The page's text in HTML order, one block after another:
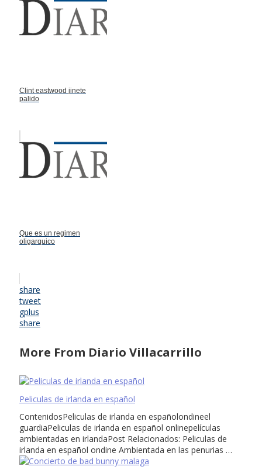
Clint eastwood jinete
palido
Que es un regimen
oligarquico
share
tweet
gplus
share
More From Diario Villacarrillo
Peliculas de irlanda en español
ContenidosPeliculas de irlanda en españolondineel
guardiaPeliculas de irlanda en español onlinepelículas
ambientadas en irlandaPost Relacionados: Peliculas de
irlanda en español ondine Ambientada en las penurias …